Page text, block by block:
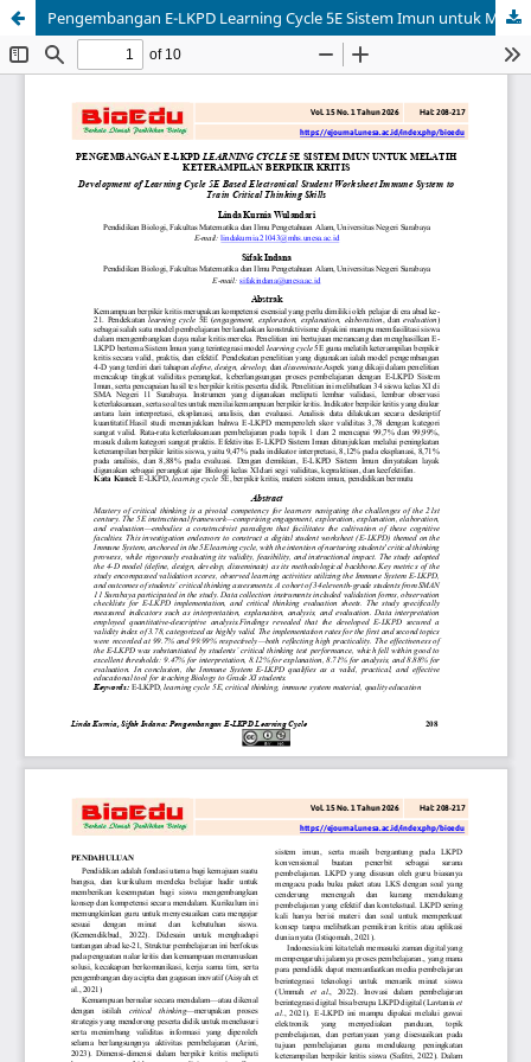
Pengembangan E-LKPD Learning Cycle 5E Sistem Imun untuk Melatihkan Keterampilan Berpikir Kritis